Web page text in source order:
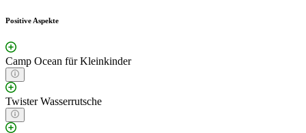
Positive Aspekte
Camp Ocean für Kleinkinder
Twister Wasserrutsche